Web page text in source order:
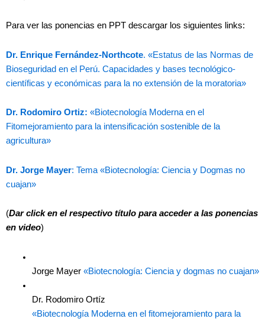
Para ver las ponencias en PPT descargar los siguientes links:
Dr. Enrique Fernández-Northcote. «Estatus de las Normas de
Bioseguridad en el Perú. Capacidades y bases tecnológico-
científicas y económicas para la no extensión de la moratoria»
Dr. Rodomiro Ortiz: «Biotecnología Moderna en el
Fitomejoramiento para la intensificación sostenible de la
agricultura»
Dr. Jorge Mayer: Tema «Biotecnología: Ciencia y Dogmas no
cuajan»
(Dar click en el respectivo título para acceder a las ponencias
en video)
Jorge Mayer «Biotecnología: Ciencia y dogmas no cuajan»
Dr. Rodomiro Ortíz
«Biotecnología Moderna en el fitomejoramiento para la